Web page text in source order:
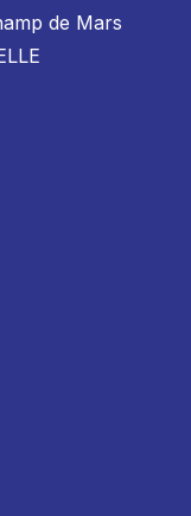
de Mars